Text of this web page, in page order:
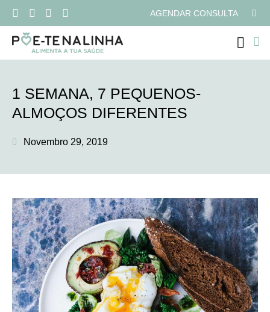
AGENDAR CONSULTA
1 SEMANA, 7 PEQUENOS-
ALMOÇOS DIFERENTES
Novembro 29, 2019